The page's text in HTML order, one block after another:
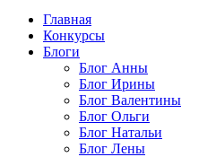
Главная
Конкурсы
Блоги
Блог Анны
Блог Ирины
Блог Валентины
Блог Ольги
Блог Натальи
Блог Лены